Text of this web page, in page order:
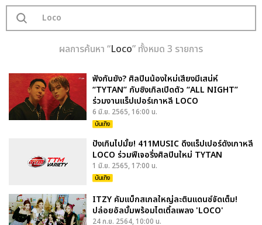
ผลการค้นหา “Loco” ทั้งหมด 3 รายการ
ฟังกันยัง? ศิลปินน้องใหม่เสียงมีเสน่ห์
“TYTAN” กับซิงเกิลเปิดตัว “ALL NIGHT”
ร่วมงานแร็ปเปอร์เกาหลี LOCO
6 มิ.ย. 2565, 16:00 น.
บันเทิง
ปังเกินไปมั้ย! 411MUSIC ดึงแร็ปเปอร์ดังเกาหลี
LOCO ร่วมฟีเจอริ่งศิลปินใหม่ TYTAN
1 มิ.ย. 2565, 17:00 น.
บันเทิง
ITZY คัมแบ็กสเกลใหญ่ละตินแดนซ์จัดเต็ม!
ปล่อยอัลบั้มพร้อมไตเติ้ลเพลง 'LOCO'
24 ก.ย. 2564, 10:00 น.